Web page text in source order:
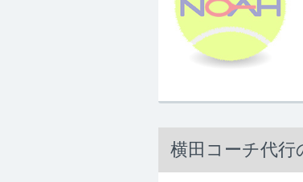
横田コーチ代行